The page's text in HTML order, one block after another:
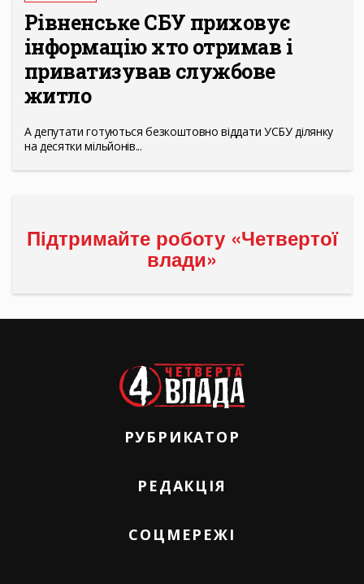
Рівненське СБУ приховує
інформацію хто отримав і
приватизував службове
житло
А депутати готуються безкоштовно віддати УСБУ ділянку
на десятки мільйонів...
Підтримайте роботу «Четвертої
влади»
РУБРИКАТОР
РЕДАКЦІЯ
СОЦМЕРЕЖІ